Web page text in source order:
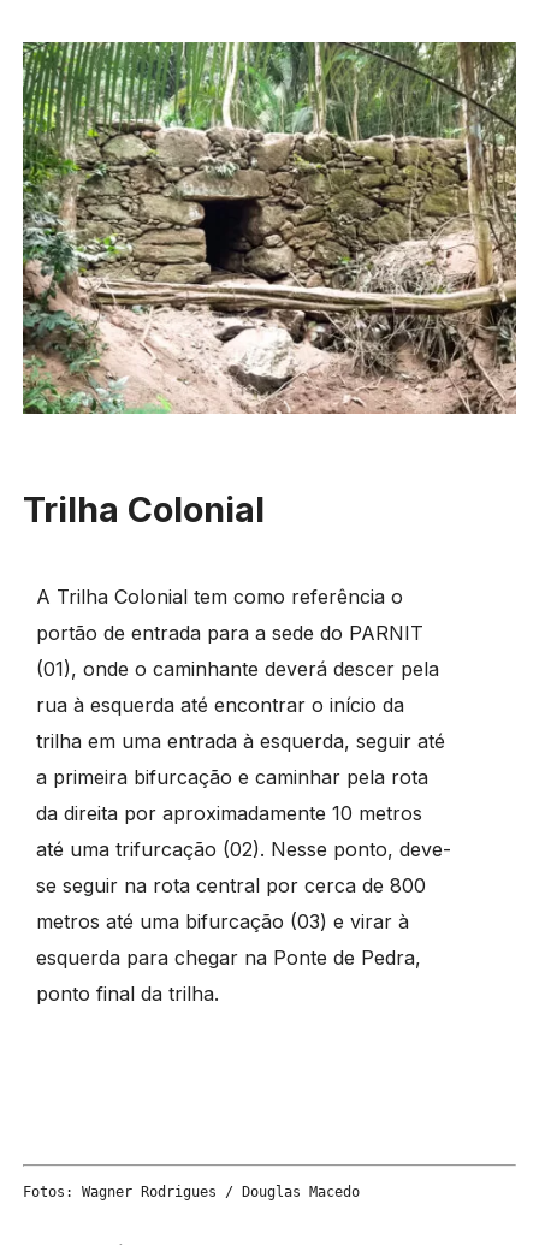
Trilha Colonial
A Trilha Colonial tem como referência o
portão de entrada para a sede do PARNIT
(01), onde o caminhante deverá descer pela
rua à esquerda até encontrar o início da
trilha em uma entrada à esquerda, seguir até
a primeira bifurcação e caminhar pela rota
da direita por aproximadamente 10 metros
até uma trifurcação (02). Nesse ponto, deve-
se seguir na rota central por cerca de 800
metros até uma bifurcação (03) e virar à
esquerda para chegar na Ponte de Pedra,
ponto final da trilha.
Fotos: Wagner Rodrigues / Douglas Macedo